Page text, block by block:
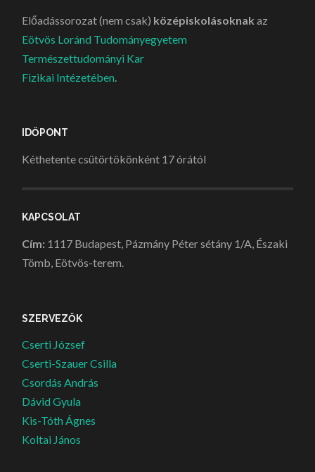
Előadássorozat (nem csak) középiskolásoknak az
Eötvös Loránd Tudományegyetem
Természettudományi Kar
Fizikai Intézetében
IDŐPONT
Kéthetente csütörtökönként 17 órától
KAPCSOLAT
Cím: 1117 Budapest, Pázmány Péter sétány 1/A, Északi
Tömb, Eötvös-terem.
SZERVEZŐK
Cserti József
Cserti-Szauer Csilla
Csordás András
Dávid Gyula
Kis-Tóth Ágnes
Koltai János